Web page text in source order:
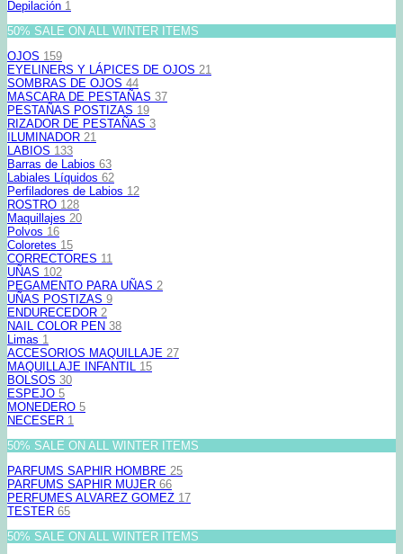
Depilación 1
50% SALE ON ALL WINTER ITEMS
OJOS 159
EYELINERS Y LÁPICES DE OJOS 21
SOMBRAS DE OJOS 44
MASCARA DE PESTAÑAS 37
PESTAÑAS POSTIZAS 19
RIZADOR DE PESTAÑAS 3
ILUMINADOR 21
LABIOS 133
Barras de Labios 63
Labiales Líquidos 62
Perfiladores de Labios 12
ROSTRO 128
Maquillajes 20
Polvos 16
Coloretes 15
CORRECTORES 11
UÑAS 102
PEGAMENTO PARA UÑAS 2
UÑAS POSTIZAS 9
ENDURECEDOR 2
NAIL COLOR PEN 38
Limas 1
ACCESORIOS MAQUILLAJE 27
MAQUILLAJE INFANTIL 15
BOLSOS 30
ESPEJO 5
MONEDERO 5
NECESER 1
50% SALE ON ALL WINTER ITEMS
PARFUMS SAPHIR HOMBRE 25
PARFUMS SAPHIR MUJER 66
PERFUMES ALVAREZ GOMEZ 17
TESTER 65
50% SALE ON ALL WINTER ITEMS